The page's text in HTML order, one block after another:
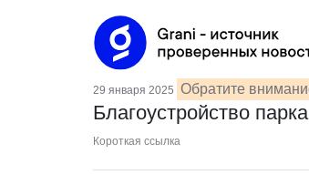
29 января 2025 Обратите
Благоустройство
Короткая ссылка